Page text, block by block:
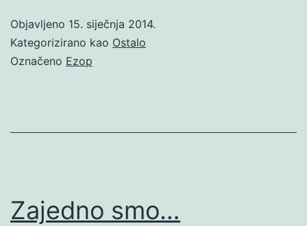
Objavljeno 15. siječnja 2014.
Kategorizirano kao Ostalo
Označeno Ezop
Zajedno smo…